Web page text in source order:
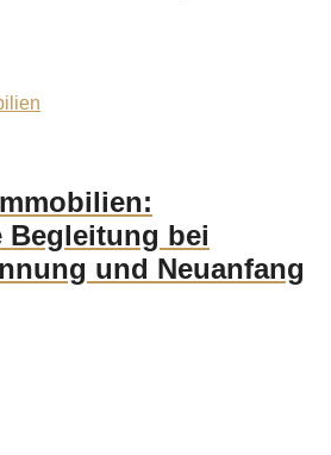
Begleitung bei
und Neuanfang